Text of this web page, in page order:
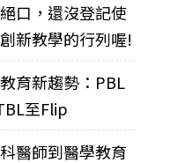
口，還沒登記使
新教學的行列喔!
育新趨勢：PBL
至Flip
醫師到醫學教育